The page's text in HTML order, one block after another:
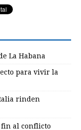
La Habana
para vivir la
rinden
fin al conflicto